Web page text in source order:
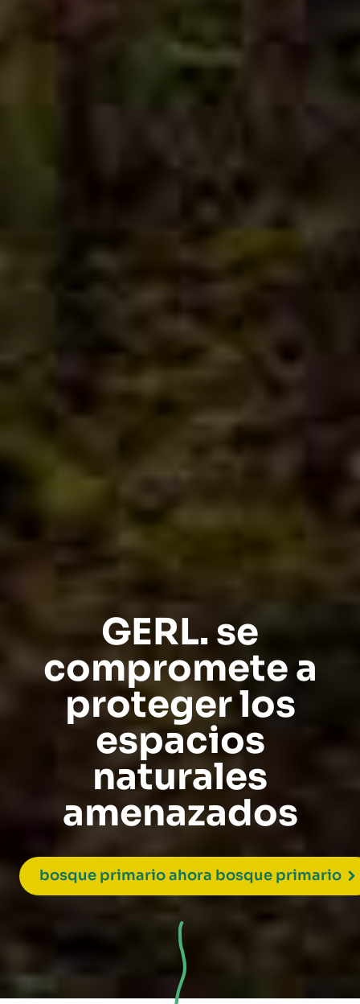
GERL. se
compromete a
proteger los
espacios
naturales
amenazados
bosque primario ahora bosque primario